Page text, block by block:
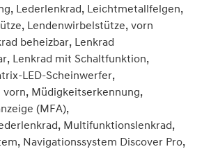
Lederlenkrad, Leichtmetallfelgen,
Lendenwirbelstütze, vorn
beheizbar, Lenkrad
Lenkrad mit Schaltfunktion,
LED-Scheinwerfer,
Müdigkeitserkennung,
(MFA),
Multifunktionslenkrad,
Navigationssystem Discover Pro,